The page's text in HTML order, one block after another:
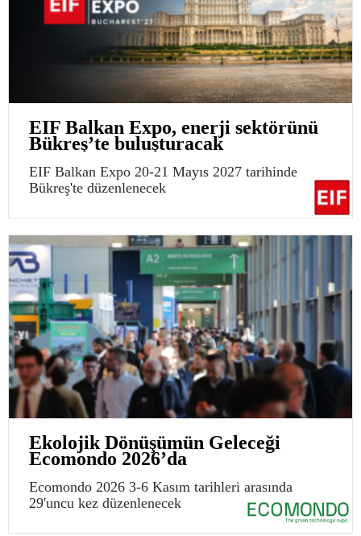
EIF Balkan Expo, enerji sektörünü
Bükreş’te buluşturacak
EIF Balkan Expo 20-21 Mayıs 2027 tarihinde
Bükreş'te düzenlenecek
Ekolojik Dönüşümün Geleceği
Ecomondo 2026’da
Ecomondo 2026 3-6 Kasım tarihleri arasında
29'uncu kez düzenlenecek